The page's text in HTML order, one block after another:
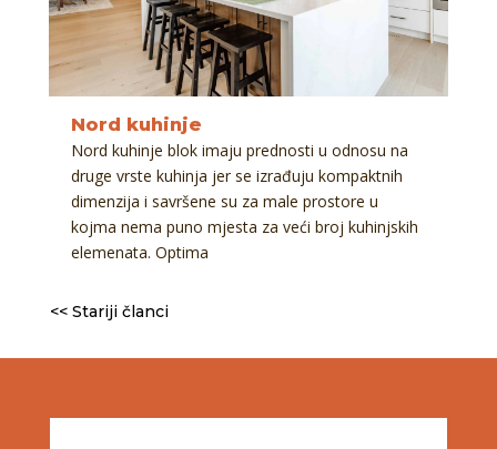
Nord kuhinje
Nord kuhinje blok imaju prednosti u odnosu na
druge vrste kuhinja jer se izrađuju kompaktnih
dimenzija i savršene su za male prostore u
kojma nema puno mjesta za veći broj kuhinjskih
elemenata. Optima
<< Stariji članci